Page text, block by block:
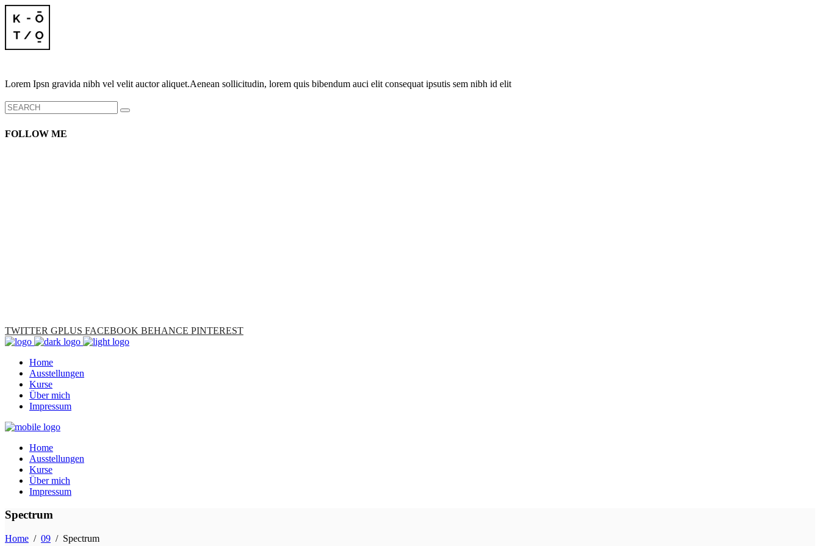
Lorem Ipsn gravida nibh vel velit auctor aliquet.Aenean sollicitudin, lorem quis bibendum auci elit consequat ipsutis sem nibh id elit
Search
for:
FOLLOW ME
TWITTER GPLUS FACEBOOK BEHANCE PINTEREST
Home
Ausstellungen
Kurse
Über mich
Impressum
Home
Ausstellungen
Kurse
Über mich
Impressum
Spectrum
Home / 09 / Spectrum